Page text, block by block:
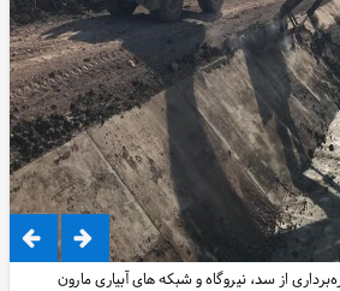
از سد، نیروگاه و شبکه های آبیاری مارون